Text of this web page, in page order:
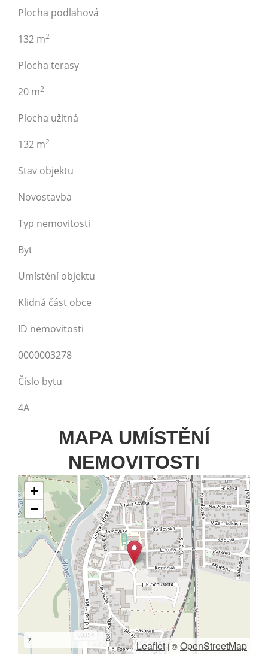
Plocha podlahová
132 m2
Plocha terasy
20 m2
Plocha užitná
132 m2
Stav objektu
Novostavba
Typ nemovitosti
Byt
Umístění objektu
Klidná část obce
ID nemovitosti
0000003278
Číslo bytu
4A
MAPA UMÍSTĚNÍ
NEMOVITOSTI
+
−
? Leaflet |© OpenStreetMap